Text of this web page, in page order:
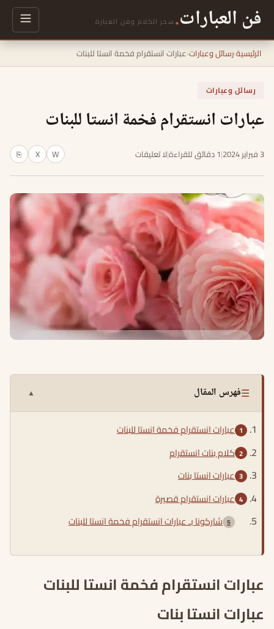
فن العبارات. سحر الكلام وفن العبارة
الرئيسية›رسائل وعبارات›عبارات انستقرام فخمة انستا للبنات
رسائل وعبارات
عبارات انستقرام فخمة انستا للبنات
3 فبراير 2024 |1 دقائق للقراءة |لا تعليقات W
X
⎘
☰فهرس المقال ▲
عبارات انستقرام فخمة انستا للبنات
كلام بنات انستقرام
عبارات انستا بنات
عبارات انستقرام قصيرة
شاركونا بـ عبارات انستقرام فخمة انستا للبنات
عبارات انستقرام فخمة انستا للبنات
عبارات انستا بنات